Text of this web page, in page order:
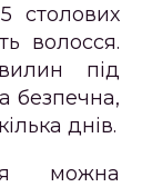
столових
волосся.
під
безпечна,
днів.
можна